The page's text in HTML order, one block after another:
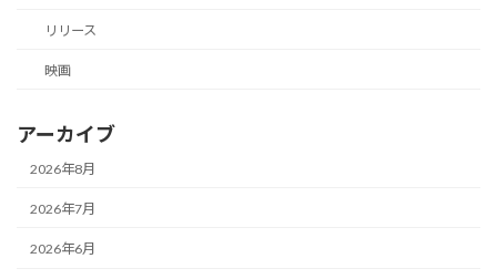
リリース
映画
アーカイブ
2026年8月
2026年7月
2026年6月